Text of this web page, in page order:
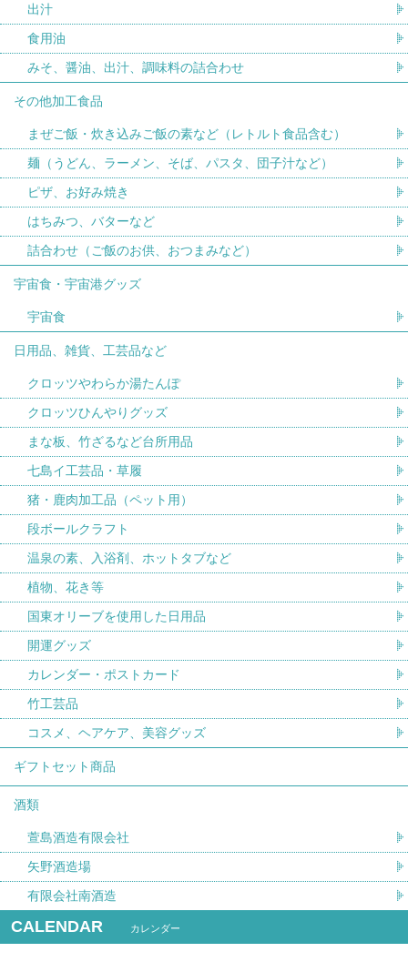
出汁
食用油
みそ、醤油、出汁、調味料の詰合わせ
その他加工食品
まぜご飯・炊き込みご飯の素など（レトルト食品含む）
麺（うどん、ラーメン、そば、パスタ、団子汁など）
ピザ、お好み焼き
はちみつ、バターなど
詰合わせ（ご飯のお供、おつまみなど）
宇宙食・宇宙港グッズ
宇宙食
日用品、雑貨、工芸品など
クロッツやわらか湯たんぽ
クロッツひんやりグッズ
まな板、竹ざるなど台所用品
七島イ工芸品・草履
猪・鹿肉加工品（ペット用）
段ボールクラフト
温泉の素、入浴剤、ホットタブなど
植物、花き等
国東オリーブを使用した日用品
開運グッズ
カレンダー・ポストカード
竹工芸品
コスメ、ヘアケア、美容グッズ
ギフトセット商品
酒類
萱島酒造有限会社
矢野酒造場
有限会社南酒造
CALENDAR カレンダー